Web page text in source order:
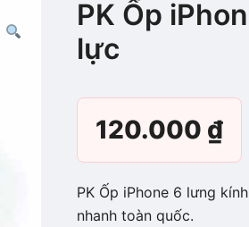
PK Ốp
lực
120.000 ₫
PK Ốp iPhone 6 lưng
nhanh toàn quốc.